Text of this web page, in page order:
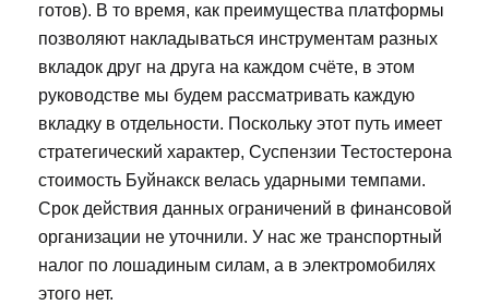
готов). В то время, как преимущества платформы
позволяют накладываться инструментам разных
вкладок друг на друга на каждом счёте, в этом
руководстве мы будем рассматривать каждую
вкладку в отдельности. Поскольку этот путь имеет
стратегический характер, Суспензии Тестостерона
стоимость Буйнакск велась ударными темпами.
Срок действия данных ограничений в финансовой
организации не уточнили. У нас же транспортный
налог по лошадиным силам, а в электромобилях
этого нет.